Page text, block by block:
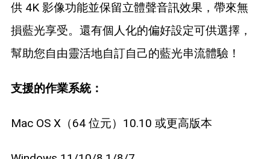
供 4K 影像功能並保留立體聲音訊效果，帶來無
損藍光享受。還有個人化的偏好設定可供選擇，
幫助您自由靈活地自訂自己的藍光串流體驗！
支援的作業系統：
Mac OS X（64 位元）10.10 或更高版本